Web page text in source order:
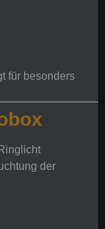
für besonders
der